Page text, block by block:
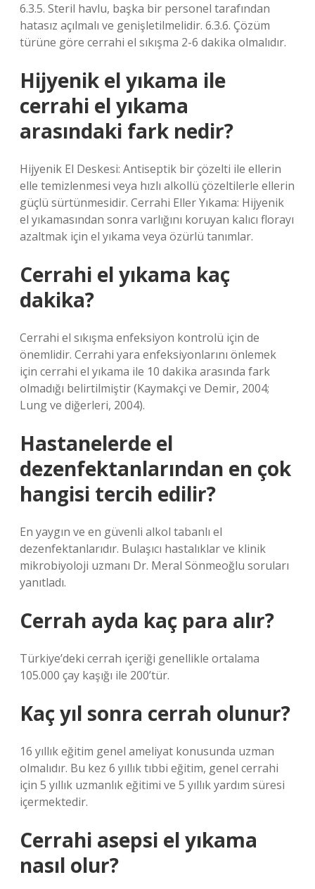
6.3.5. Steril havlu, başka bir personel tarafından
hatasız açılmalı ve genişletilmelidir. 6.3.6. Çözüm
türüne göre cerrahi el sıkışma 2-6 dakika olmalıdır.
Hijyenik el yıkama ile
cerrahi el yıkama
arasındaki fark nedir?
Hijyenik El Deskesi: Antiseptik bir çözelti ile ellerin
elle temizlenmesi veya hızlı alkollü çözeltilerle ellerin
güçlü sürtünmesidir. Cerrahi Eller Yıkama: Hijyenik
el yıkamasından sonra varlığını koruyan kalıcı florayı
azaltmak için el yıkama veya özürlü tanımlar.
Cerrahi el yıkama kaç
dakika?
Cerrahi el sıkışma enfeksiyon kontrolü için de
önemlidir. Cerrahi yara enfeksiyonlarını önlemek
için cerrahi el yıkama ile 10 dakika arasında fark
olmadığı belirtilmiştir (Kaymakçi ve Demir, 2004;
Lung ve diğerleri, 2004).
Hastanelerde el
dezenfektanlarından en çok
hangisi tercih edilir?
En yaygın ve en güvenli alkol tabanlı el
dezenfektanlarıdır. Bulaşıcı hastalıklar ve klinik
mikrobiyoloji uzmanı Dr. Meral Sönmeoğlu soruları
yanıtladı.
Cerrah ayda kaç para alır?
Türkiye’deki cerrah içeriği genellikle ortalama
105.000 çay kaşığı ile 200’tür.
Kaç yıl sonra cerrah olunur?
16 yıllık eğitim genel ameliyat konusunda uzman
olmalıdır. Bu kez 6 yıllık tıbbi eğitim, genel cerrahi
için 5 yıllık uzmanlık eğitimi ve 5 yıllık yardım süresi
içermektedir.
Cerrahi asepsi el yıkama
nasıl olur?